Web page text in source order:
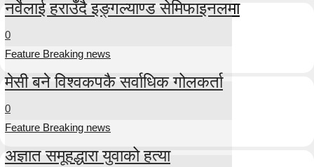
नर्वेलाई हराउँदै इङ्गल्याण्ड सेमिफाइनलमा
0
Feature Breaking news
मेसी बने विश्वकपकै सर्वाधिक गोलकर्ता
0
Feature Breaking news
अज्ञात समूहद्धारा युवाको हत्या